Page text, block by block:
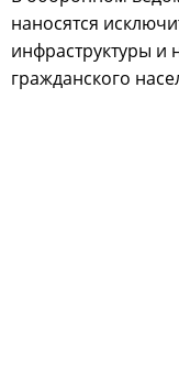
наносятся
инфраструктуры и
гражданского